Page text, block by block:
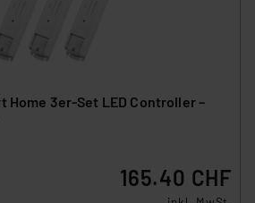
Home 3er-Set LED Controller –
165.40 CHF